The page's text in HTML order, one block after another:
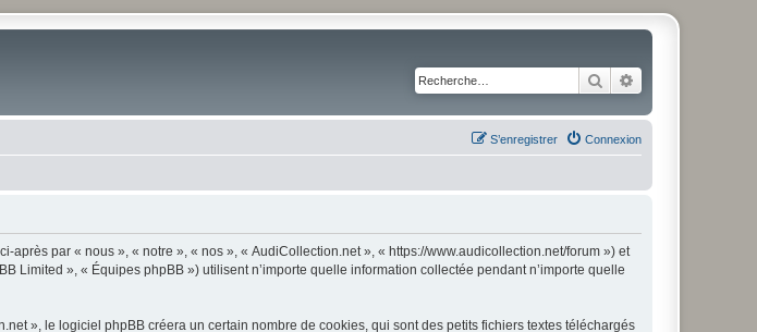
Rechercher
Connexion
S’enregistrer
par « nous », « notre », « nos », « AudiCollection.net », « https://www.audicollection.net/forum ») et
Limited », « Équipes phpBB ») utilisent n’importe quelle information collectée pendant n’importe quelle
», le logiciel phpBB créera un certain nombre de cookies, qui sont des petits fichiers textes téléchargés